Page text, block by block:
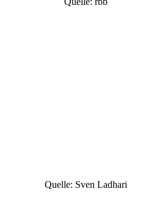
Quelle: Sven Ladhari